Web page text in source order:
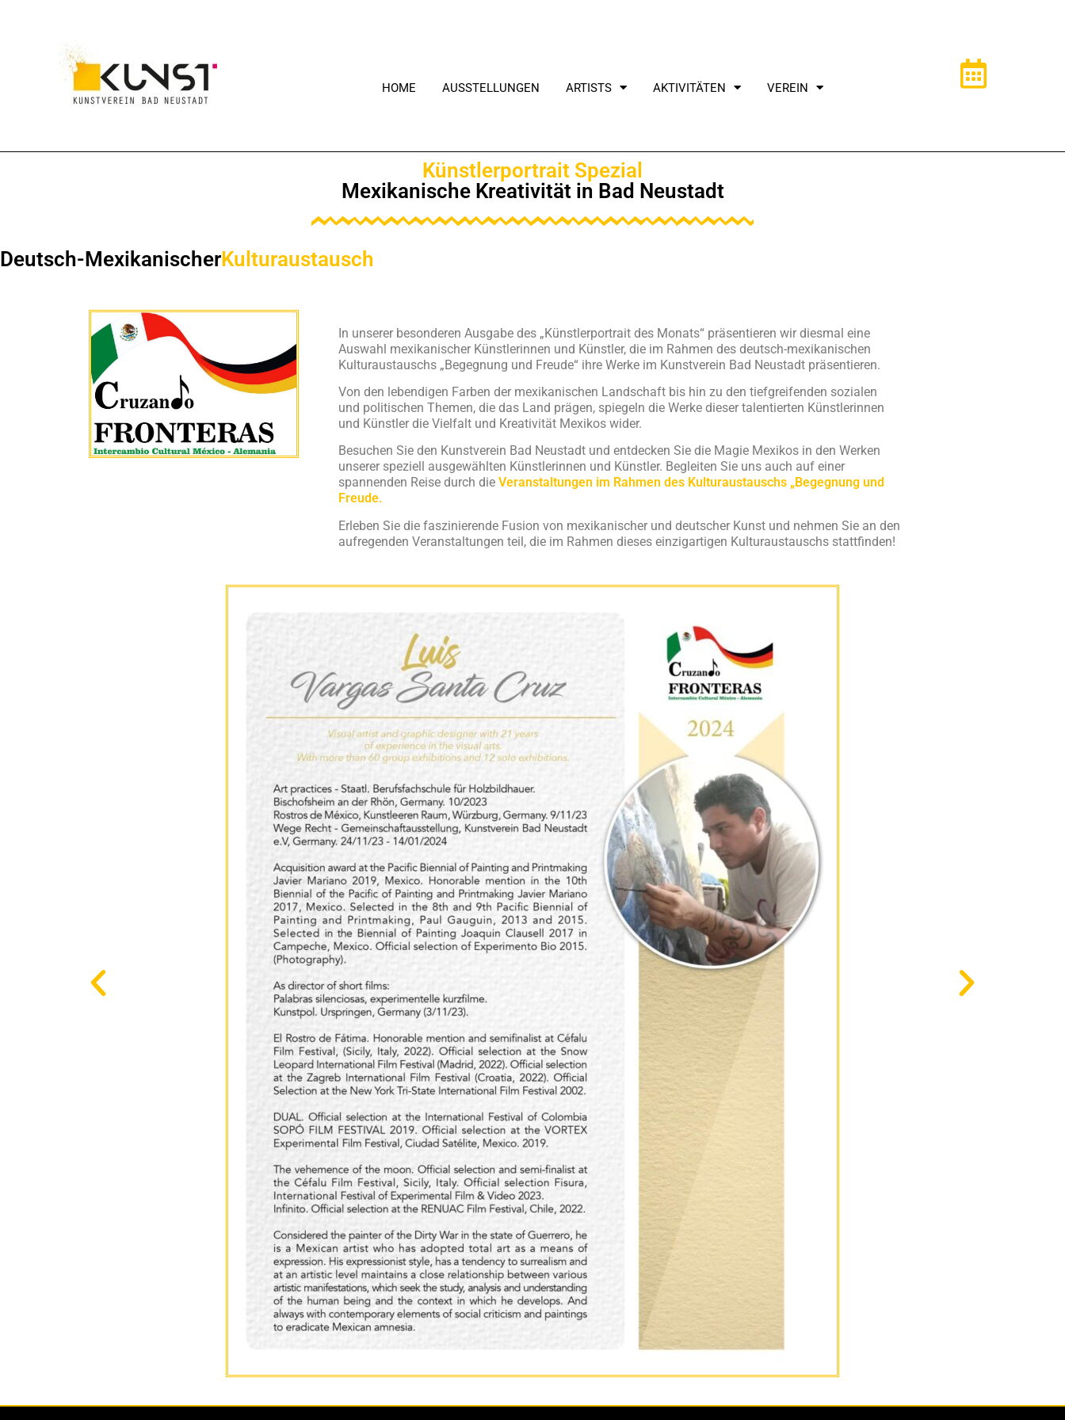
HOME AUSSTELLUNGEN ARTISTS AKTIVITÄTEN VEREIN
Künstlerportrait Spezial
Mexikanische Kreativität in Bad Neustadt
Deutsch-MexikanischerKulturaustausch
In unserer besonderen Ausgabe des „Künstlerportrait des Monats“ präsentieren wir diesmal eine
Auswahl mexikanischer Künstlerinnen und Künstler, die im Rahmen des deutsch-mexikanischen
Kulturaustauschs „Begegnung und Freude“ ihre Werke im Kunstverein Bad Neustadt präsentieren.
Von den lebendigen Farben der mexikanischen Landschaft bis hin zu den tiefgreifenden sozialen
und politischen Themen, die das Land prägen, spiegeln die Werke dieser talentierten Künstlerinnen
und Künstler die Vielfalt und Kreativität Mexikos wider.
Besuchen Sie den Kunstverein Bad Neustadt und entdecken Sie die Magie Mexikos in den Werken
unserer speziell ausgewählten Künstlerinnen und Künstler. Begleiten Sie uns auch auf einer
spannenden Reise durch die Veranstaltungen im Rahmen des Kulturaustauschs „Begegnung und
Freude.
Erleben Sie die faszinierende Fusion von mexikanischer und deutscher Kunst und nehmen Sie an den
aufregenden Veranstaltungen teil, die im Rahmen dieses einzigartigen Kulturaustauschs stattfinden!